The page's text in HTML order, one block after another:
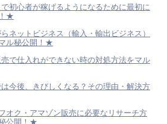
初心者が稼げるようになるために最初に
★
ネットビジネス（輸入・輸出ビジネス）
ル秘公開！★
で仕入れができない時の対処方法をマル
今後、きびしくなる？その理由・解決方
オク・アマゾン販売に必要なリサーチ方
公開！★